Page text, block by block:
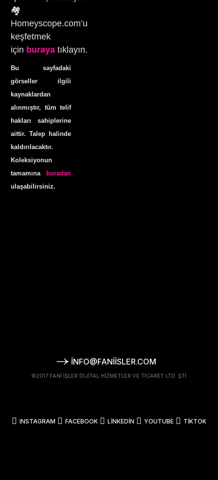
🏘️
Homeyscope.com’u
keşfetmek
için buraya tıklayın.
Bu sayfadaki
görseller ilgili
kaynaklardan
alınmıştır, tüm telif
hakları sahiplerine
aittir. Talep halinde
kaldırılacaktır.
Koleksiyonun
tamamına
buradan
ulaşabilirsiniz.
INFO@FANIISLER.COM
©2017 FANI İŞLER DIJITAL HIZMETLER VE TICARET LTD. ŞTI
INSTAGRAM FACEBOOK LINKEDIN YOUTUBE TIKTOK